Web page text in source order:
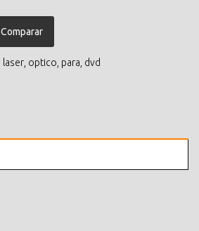
Comparar
laser optico para dvd